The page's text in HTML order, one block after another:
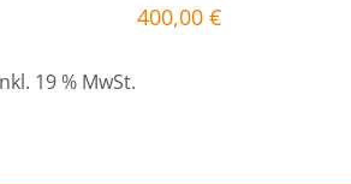
400,00€
19 % MwSt.